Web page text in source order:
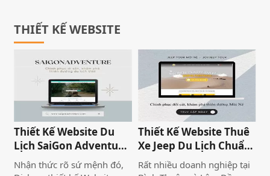
thị… Bởi xu hướng thị
trường bất động sản đang
năm qua, hơn nữa nó còn là
một ngành đặc thù, giá trị
tài sản lớn nên việc tiếp cận
khách hàng cần phải đồng
bộ, chỉnh chu cả ở nhiều
phương diện quảng bá.
Chính vì thế, nhiều công ty,
doanh nghiệp đã nhận thấy
giá trị quan trọng và tiềm
THIẾT KẾ WEBSITE
Thiết Kế Website Du
Lịch SaiGon Adventure
- Top tour Saigon
Nhận thức rõ sứ mệnh đó,
Thiết Kế Website Thuê
Xe Jeep Du Lịch Chuẩn
SEO 2026 | JoyJeep
Rất nhiều doanh nghiệp tại